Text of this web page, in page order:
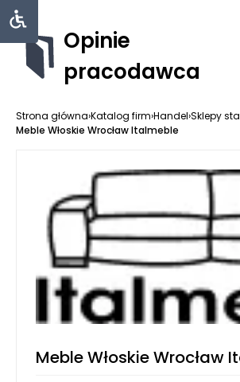
Opinie
pracodawca
Strona główna›Katalog firm›Handel›Sklepy
Meble Włoskie Wrocław Italmeble
Meble Włoskie Wrocław